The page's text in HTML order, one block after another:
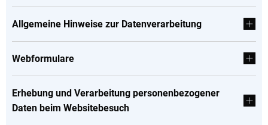
Allgemeine Hinweise zur Datenverarbeitung
Webformulare
Erhebung und Verarbeitung personenbezogener
Daten beim Websitebesuch